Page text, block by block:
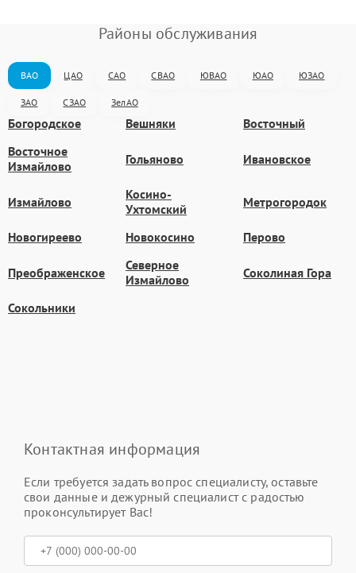
Районы обслуживания
ВАО ЦАО САО СВАО ЮВАО ЮАО ЮЗАО
ЗАО СЗАО ЗелАО
Богородское Вешняки
Восточный
Восточное
Измайлово
Гольяново Ивановское
Измайлово
Косино-
Ухтомский
Метрогородок
Новогиреево Новокосино Перово
Преображенское
Северное
Измайлово
Соколиная Гора
Сокольники
Контактная информация
Если требуется задать вопрос специалисту, оставьте
свои данные и дежурный специалист с радостью
проконсультирует Вас!